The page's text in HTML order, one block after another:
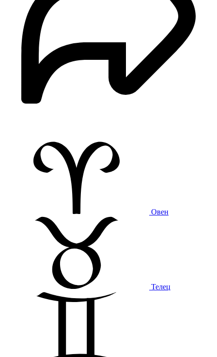
Овен
Телец